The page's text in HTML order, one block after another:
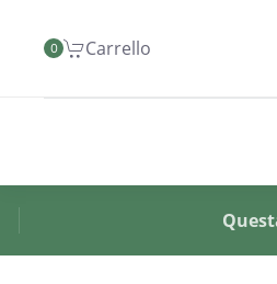
Skip to main content
0 Carrello